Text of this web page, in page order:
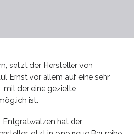
setzt der Hersteller von
Ernst vor allem auf eine sehr
mit der eine gezielte
ist.
Entgratwalzen hat der